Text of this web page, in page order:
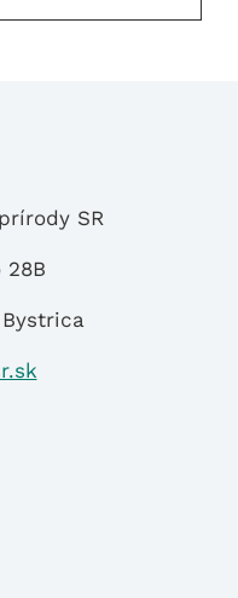
SR
28B
Bystrica